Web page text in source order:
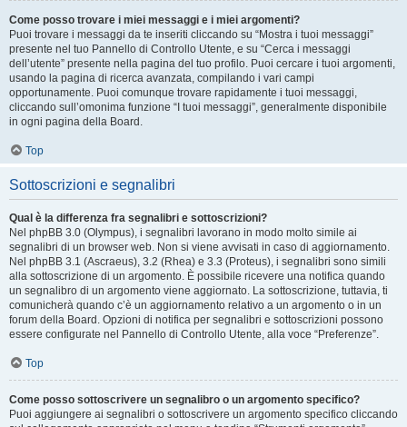
Come posso trovare i miei messaggi e i miei argomenti?
Puoi trovare i messaggi da te inseriti cliccando su “Mostra i tuoi messaggi”
presente nel tuo Pannello di Controllo Utente, e su “Cerca i messaggi
dell’utente” presente nella pagina del tuo profilo. Puoi cercare i tuoi argomenti,
usando la pagina di ricerca avanzata, compilando i vari campi
opportunamente. Puoi comunque trovare rapidamente i tuoi messaggi,
cliccando sull’omonima funzione “I tuoi messaggi”, generalmente disponibile
in ogni pagina della Board.
Top
Sottoscrizioni e segnalibri
Qual è la differenza fra segnalibri e sottoscrizioni?
Nel phpBB 3.0 (Olympus), i segnalibri lavorano in modo molto simile ai
segnalibri di un browser web. Non si viene avvisati in caso di aggiornamento.
Nel phpBB 3.1 (Ascraeus), 3.2 (Rhea) e 3.3 (Proteus), i segnalibri sono simili
alla sottoscrizione di un argomento. È possibile ricevere una notifica quando
un segnalibro di un argomento viene aggiornato. La sottoscrizione, tuttavia, ti
comunicherà quando c’è un aggiornamento relativo a un argomento o in un
forum della Board. Opzioni di notifica per segnalibri e sottoscrizioni possono
essere configurate nel Pannello di Controllo Utente, alla voce “Preferenze”.
Top
Come posso sottoscrivere un segnalibro o un argomento specifico?
Puoi aggiungere ai segnalibri o sottoscrivere un argomento specifico cliccando